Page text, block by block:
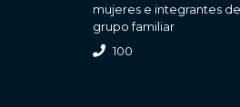
mujeres e integrantes
grupo familiar
100